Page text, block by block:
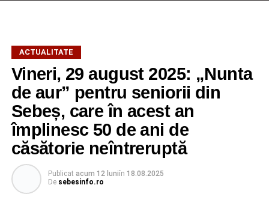
ACTUALITATE
Vineri, 29 august 2025: „Nunta
de aur” pentru seniorii din
Sebeș, care în acest an
împlinesc 50 de ani de
căsătorie neîntreruptă
Publicat acum 12 luniîn 18.08.2025
De sebesinfo.ro